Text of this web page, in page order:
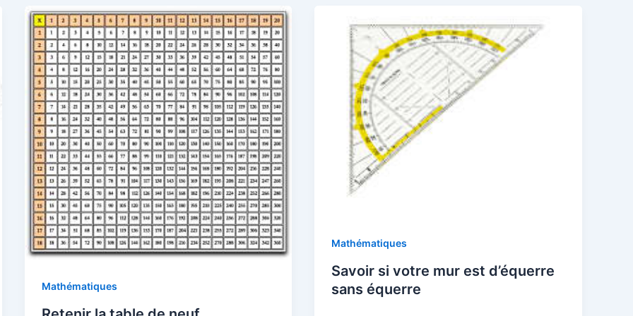
Mathématiques
Mathématiques
Savoir si votre mur est d’équerre
sans équerre